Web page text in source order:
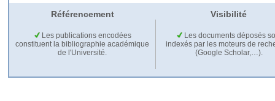
Référencement Visibilité
Les publications encodées
constituent la bibliographie académique
de l'Université.
Les documents déposés
indexés par les moteurs de
(Google Scholar,…).